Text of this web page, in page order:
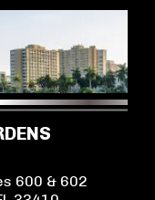
600 & 602